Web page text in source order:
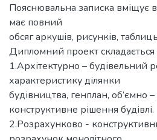
Пояснювальна записка вміщує
має повний
обсяг аркушів, рисунків,
Дипломний проект складається
1.Архітектурно – будівельний
характеристику ділянки
будівництва, генплан, об’ємно
конструктивне рішення будівлі.
2.Розрахунково -